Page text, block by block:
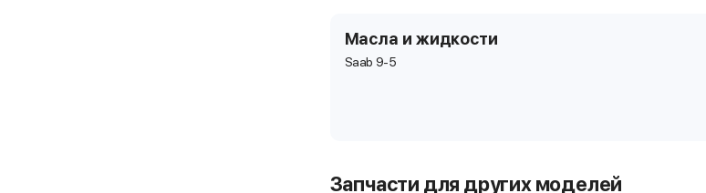
Масла и жидкости
Saab 9-5
Запчасти для других моделей